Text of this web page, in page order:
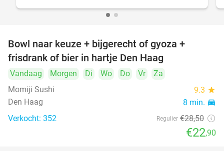
Bowl naar keuze + bijgerecht of gyoza +
frisdrank of bier in hartje Den Haag
Vandaag Morgen Di Wo Do Vr
Za
Momiji Sushi
9.3 star
Den Haag 8 min. directions_car
Verkocht: 352 Regulier €28,50
€22,90